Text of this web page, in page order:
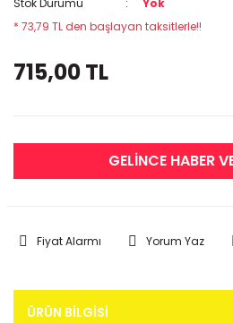
Stok Durumu
Yok
* 73,79 TL den başlayan taksitlerle!!
715,00 TL
GELİNCE HABER
Fiyat Alarmı Yorum Yaz
ÜRÜN BILGISI